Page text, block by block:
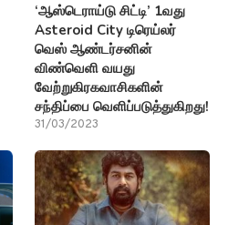
‘ஆஸ்டெராய்டு சிட்டி’ 1வது
Asteroid City டிரெய்லர்
வெஸ் ஆண்டர்சனின்
விண்வெளி வயது
வேற்றுகிரகவாசிகளின்
சந்திப்பை வெளிப்படுத்துகிறது!
31/03/2023